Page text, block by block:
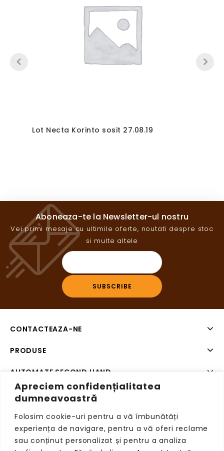
Apreciem confidențialitatea
dumneavoastră
Folosim cookie-uri pentru a vă îmbunătăți
experiența de navigare, pentru a vă oferi reclame
sau conținut personalizat și pentru a analiza
Lot Necta Korinto sosit 27.08.19
Aboneaza-te la Newsletter-ul nostru
Vei primi mesaje cu ultimile oferte, noutati despre stoc
si multe altele
CONTACTEAZA-NE
PRODUSE
AUTOMATE SECOND HAND
SISTEME DE PLATA SECOND HAND
Copyright © 2026 VendingRetail, Toate drepturile